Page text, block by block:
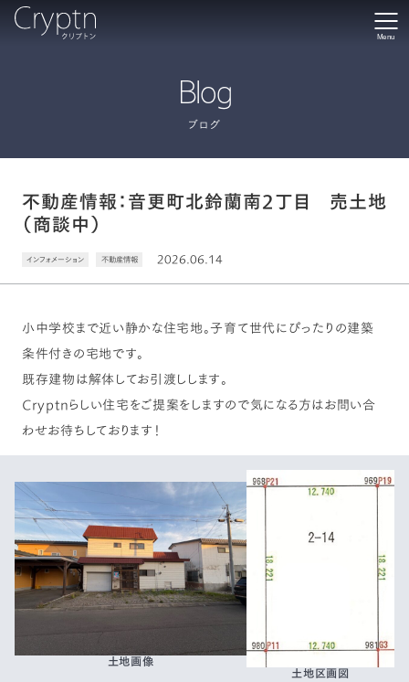
Menu
Blog
ブログ
不動産情報：音更町北鈴蘭南2丁目 売土地
（商談中）
インフォメーション 不動産情報 2026.06.14
小中学校まで近い静かな住宅地。子育て世代にぴったりの建築
条件付きの宅地です。
既存建物は解体してお引渡しします。
Cryptnらしい住宅をご提案をしますので気になる方はお問い合
わせお待ちしております！
土地画像
土地区画図